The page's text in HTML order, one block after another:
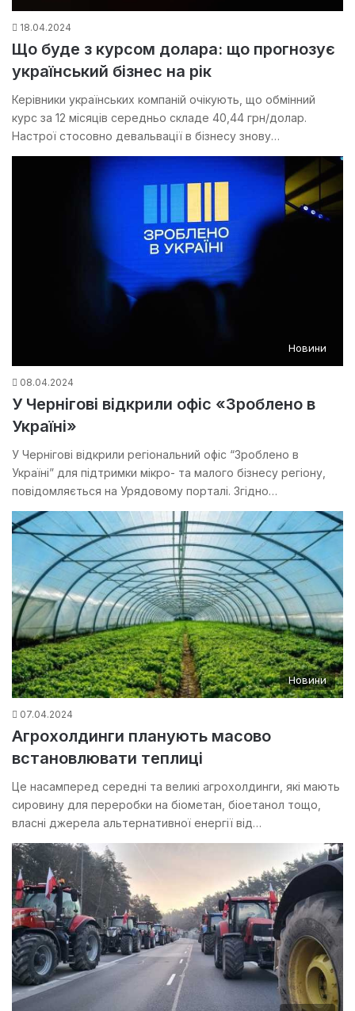
18.04.2024
Що буде з курсом долара: що прогнозує
український бізнес на рік
Керівники українських компаній очікують, що обмінний
курс за 12 місяців середньо складе 40,44 грн/долар.
Настрої стосовно девальвації в бізнесу знову…
Новини
08.04.2024
У Чернігові відкрили офіс «Зроблено в
Україні»
У Чернігові відкрили регіональний офіс “Зроблено в
Україні” для підтримки мікро- та малого бізнесу регіону,
повідомляється на Урядовому порталі. Згідно…
Новини
07.04.2024
Агрохолдинги планують масово
встановлювати теплиці
Це насамперед середні та великі агрохолдинги, які мають
сировину для переробки на біометан, біоетанол тощо,
власні джерела альтернативної енергії від…